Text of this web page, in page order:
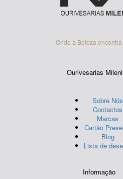
Onde a Beleza
Ourivesarias
Sobre Nós
Contactos
Marcas
Cartão
Blog
Lista de
Informação